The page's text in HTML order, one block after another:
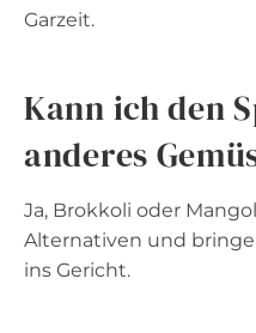
Garzeit.
Kann ich den
anderes
Ja, Brokkoli oder
Alternativen und
ins Gericht.